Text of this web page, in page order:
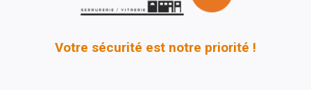
Votre sécurité est notre priorité !